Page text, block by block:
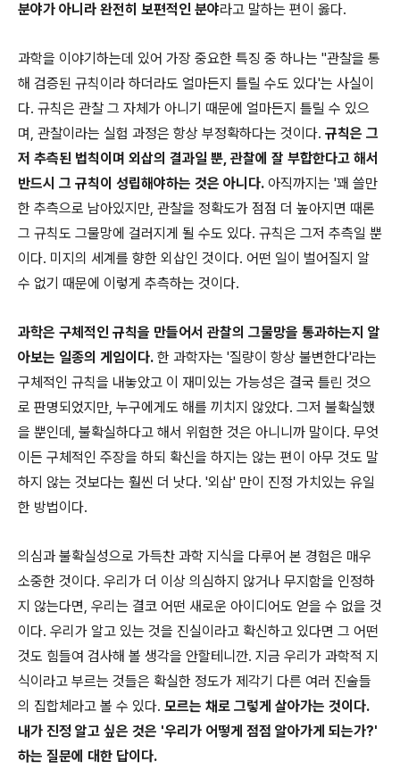
분야가 아니라 완전히 보편적인 분야라고 말하는 편이 옳다.
과학을 이야기하는데 있어 가장 중요한 특징 중 하나는 "관찰을 통
해 검증된 규칙이라 하더라도 얼마든지 틀릴 수도 있다'는 사실이
다. 규칙은 관찰 그 자체가 아니기 때문에 얼마든지 틀릴 수 있으
며, 관찰이라는 실험 과정은 항상 부정확하다는 것이다. 규칙은 그
저 추측된 법칙이며 외삽의 결과일 뿐, 관찰에 잘 부합한다고 해서
반드시 그 규칙이 성립해야하는 것은 아니다. 아직까지는 '꽤 쓸만
한 추측으로 남아있지만, 관찰을 정확도가 점점 더 높아지면 때론
그 규칙도 그물망에 걸러지게 될 수도 있다. 규칙은 그저 추측일 뿐
이다. 미지의 세계를 향한 외삽인 것이다. 어떤 일이 벌어질지 알
수 없기 때문에 이렇게 추측하는 것이다.
과학은 구체적인 규칙을 만들어서 관찰의 그물망을 통과하는지 알
아보는 일종의 게임이다. 한 과학자는 '질량이 항상 불변한다'라는
구체적인 규칙을 내놓았고 이 재미있는 가능성은 결국 틀린 것으
로 판명되었지만, 누구에게도 해를 끼치지 않았다. 그저 불확실했
을 뿐인데, 불확실하다고 해서 위험한 것은 아니니까 말이다. 무엇
이든 구체적인 주장을 하되 확신을 하지는 않는 편이 아무 것도 말
하지 않는 것보다는 훨씬 더 낫다. '외삽' 만이 진정 가치있는 유일
한 방법이다.
의심과 불확실성으로 가득찬 과학 지식을 다루어 본 경험은 매우
소중한 것이다. 우리가 더 이상 의심하지 않거나 무지함을 인정하
지 않는다면, 우리는 결코 어떤 새로운 아이디어도 얻을 수 없을 것
이다. 우리가 알고 있는 것을 진실이라고 확신하고 있다면 그 어떤
것도 힘들여 검사해 볼 생각을 안할테니깐. 지금 우리가 과학적 지
식이라고 부르는 것들은 확실한 정도가 제각기 다른 여러 진술들
의 집합체라고 볼 수 있다. 모르는 채로 그렇게 살아가는 것이다.
내가 진정 알고 싶은 것은 '우리가 어떻게 점점 알아가게 되는가?'
하는 질문에 대한 답이다.